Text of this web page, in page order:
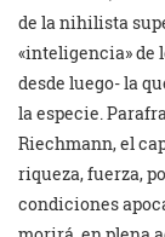
de la nihilista
«inteligencia» de
desde luego- la
la especie.
Riechmann, el
riqueza, fuerza,
condiciones